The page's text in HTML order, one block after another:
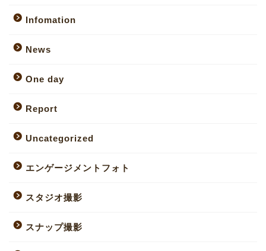
Infomation
News
One day
Report
Uncategorized
エンゲージメントフォト
スタジオ撮影
スナップ撮影